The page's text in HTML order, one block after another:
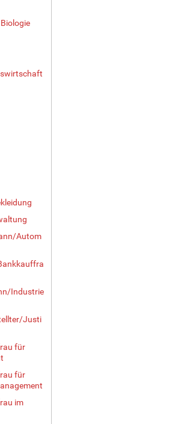
Autom
Industrie
Justi
für
für
im